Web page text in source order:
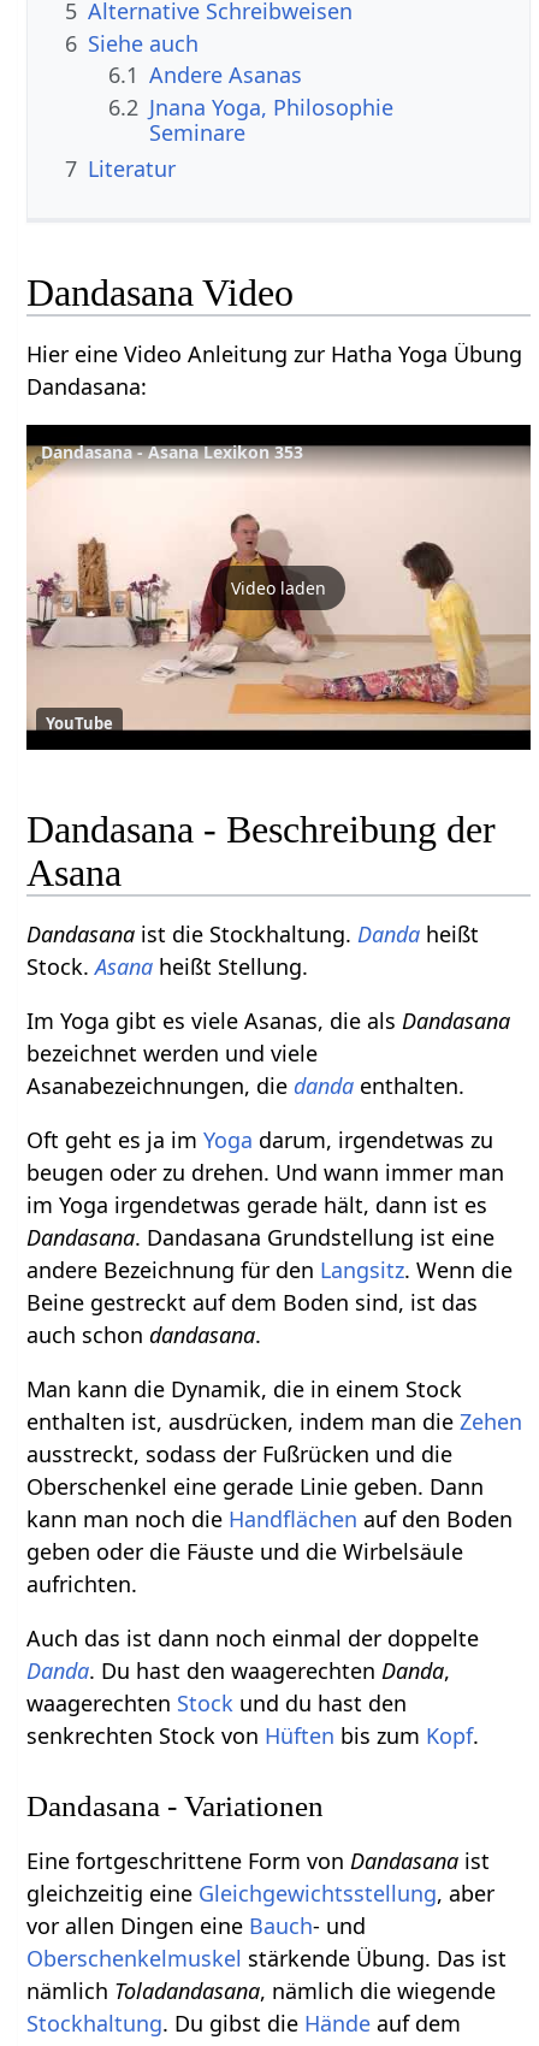
5 Alternative Schreibweisen
6 Siehe auch
6.1 Andere Asanas
6.2 Jnana Yoga, Philosophie
Seminare
7 Literatur
Dandasana Video
Hier eine Video Anleitung zur Hatha Yoga Übung
Dandasana:
Dandasana - Asana Lexikon 353
Video laden
YouTube
Dandasana - Beschreibung der
Asana
Dandasana ist die Stockhaltung.Danda heißt
Stock.Asana heißt Stellung.
Im Yoga gibt es viele Asanas, die alsDandasana
bezeichnet werden und viele
Asanabezeichnungen, diedanda enthalten.
Oft geht es ja imYoga darum, irgendetwas zu
beugen oder zu drehen. Und wann immer man
im Yoga irgendetwas gerade hält, dann ist es
Dandasana. Dandasana Grundstellung ist eine
andere Bezeichnung für den Langsitz. Wenn die
Beine gestreckt auf dem Boden sind, ist das
auch schondandasana.
Man kann die Dynamik, die in einem Stock
enthalten ist, ausdrücken, indem man dieZehen
ausstreckt, sodass der Fußrücken und die
Oberschenkel eine gerade Linie geben. Dann
kann man noch die Handflächen auf den Boden
geben oder die Fäuste und die Wirbelsäule
aufrichten.
Auch das ist dann noch einmal der doppelte
Danda. Du hast den waagerechtenDanda,
waagerechten Stock und du hast den
senkrechten Stock von Hüften bis zum Kopf.
Dandasana - Variationen
Eine fortgeschrittene Form vonDandasana ist
gleichzeitig eine Gleichgewichtsstellung, aber
vor allen Dingen eine Bauch- und
Oberschenkelmuskel stärkende Übung. Das ist
nämlich Toladandasana, nämlich die wiegende
Stockhaltung. Du gibst die Hände auf dem